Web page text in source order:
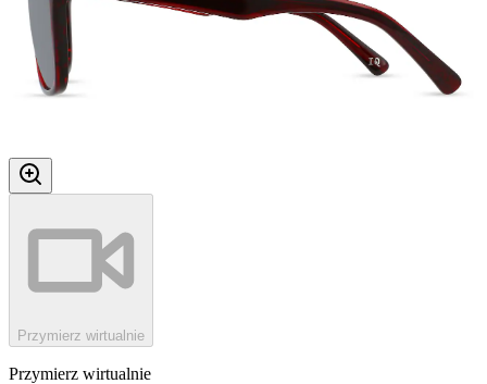
Przymierz wirtualnie
Przymierz wirtualnie